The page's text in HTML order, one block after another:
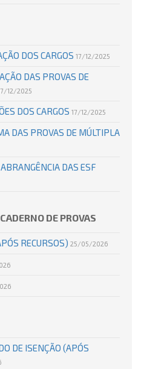
DOS CARGOS 17/12/2025
DAS PROVAS DE
12/2025
DOS CARGOS 17/12/2025
DAS PROVAS DE MÚLTIPLA
DAS ESF
DE PROVAS
RECURSOS) 25/05/2026
DE ISENÇÃO (APÓS